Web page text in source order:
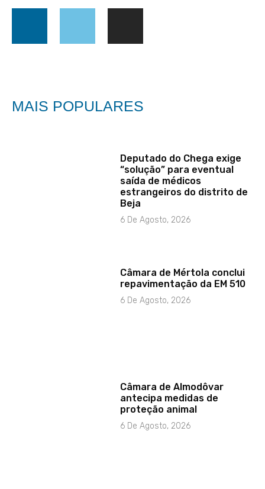
MAIS POPULARES
Deputado do Chega exige
“solução” para eventual
saída de médicos
estrangeiros do distrito de
Beja
6 De Agosto, 2026
Câmara de Mértola conclui
repavimentação da EM 510
6 De Agosto, 2026
Câmara de Almodôvar
antecipa medidas de
proteção animal
6 De Agosto, 2026